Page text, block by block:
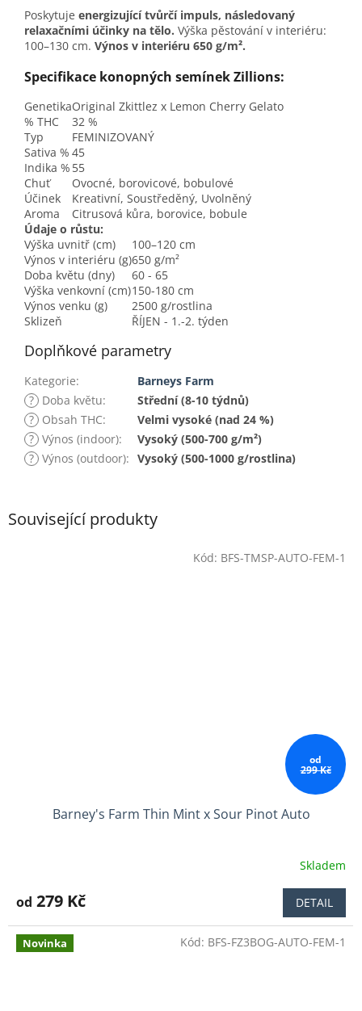
Související produkty
od
299 Kč
Barney's Farm Thin Mint x Sour Pinot Auto
produktu
5,0
Skladem
od 279 Kč DETAIL
Kód: BFS-TMSP-AUTO-FEM-1
Novinka Kód: BFS-FZ3BOG-AUTO-FEM-1
Poskytuje energizující tvůrčí impuls, následovaný
relaxačními účinky na tělo. Výška pěstování v interiéru:
100–130 cm. Výnos v interiéru 650 g/m².
Specifikace konopných semínek Zillions:
GenetikaOriginal Zkittlez x Lemon Cherry Gelato
% THC
32 %
Typ
FEMINIZOVANÝ
Sativa % 45
Indika % 55
Chuť
Ovocné, borovicové, bobulové
Účinek
Kreativní, Soustředěný, Uvolněný
Aroma
Citrusová kůra, borovice, bobule
Údaje o růstu:
Výška uvnitř (cm)
100–120 cm
Výnos v interiéru (g)650 g/m²
Doba květu (dny)
60 - 65
Výška venkovní (cm)150-180 cm
Výnos venku (g)
2500 g/rostlina
Sklizeň
ŘÍJEN - 1.-2. týden
Doplňkové parametry
Kategorie:
Barneys Farm
? Doba květu:
Střední (8-10 týdnů)
? Obsah THC:
Velmi vysoké (nad 24 %)
? Výnos (indoor):
Vysoký (500-700 g/m²)
? Výnos (outdoor): Vysoký (500-1000 g/rostlina)